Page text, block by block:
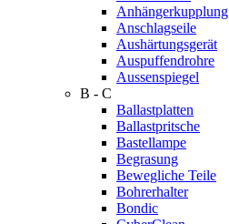
Anhängerkupplung
Anschlagseile
Aushärtungsgerät
Auspuffendrohre
Aussenspiegel
B - C
Ballastplatten
Ballastpritsche
Bastellampe
Begrasung
Bewegliche Teile
Bohrerhalter
Bondic